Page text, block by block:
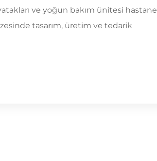
ve yoğun bakım ünitesi hastane
tasarım, üretim ve tedarik